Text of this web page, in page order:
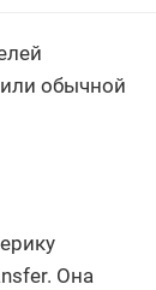
или обычной
Она